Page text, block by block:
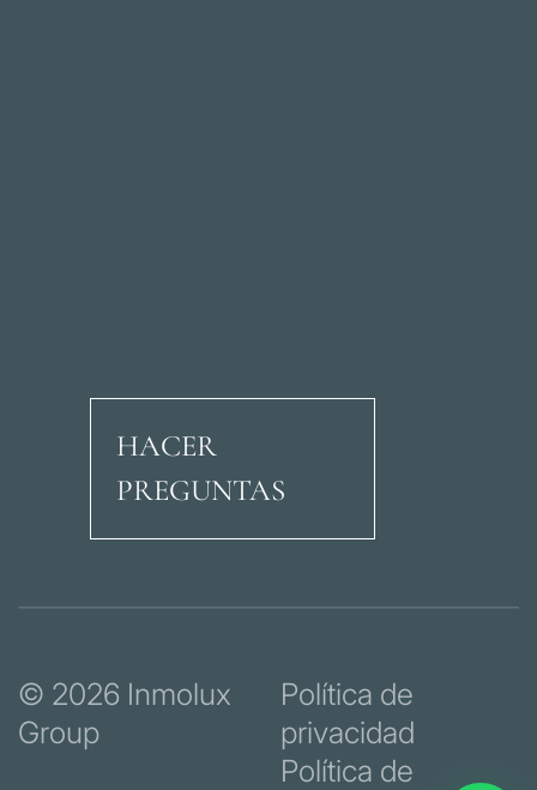
Avenida Ricardo
HACER
PREGUNTAS
© 2026 Inmolux
Group
Política de
privacidad
Política de